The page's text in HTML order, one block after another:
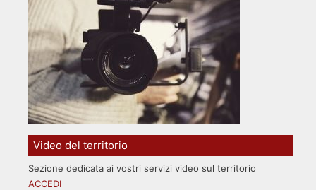
Video del territorio
Sezione dedicata ai vostri servizi video sul territorio
ACCEDI